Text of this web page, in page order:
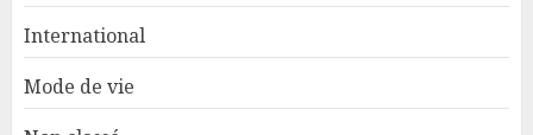
International
Mode de vie